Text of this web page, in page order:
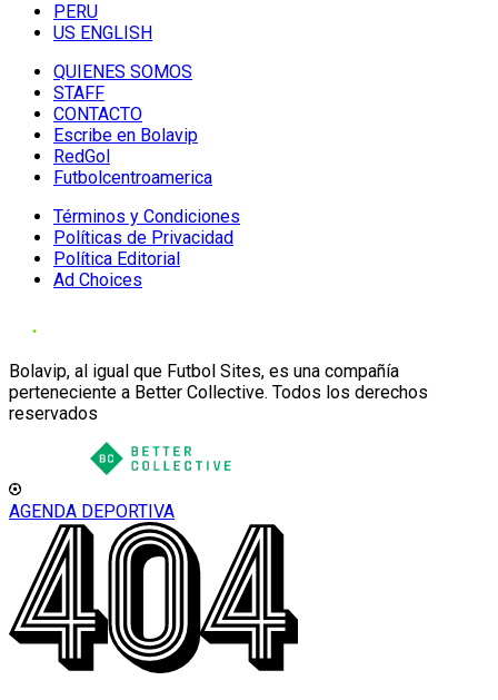
PERU
US ENGLISH
QUIENES SOMOS
STAFF
CONTACTO
Escribe en Bolavip
RedGol
Futbolcentroamerica
Términos y Condiciones
Políticas de Privacidad
Política Editorial
Ad Choices
Bolavip, al igual que Futbol Sites, es una compañía
perteneciente a Better Collective. Todos los derechos
reservados
AGENDA DEPORTIVA